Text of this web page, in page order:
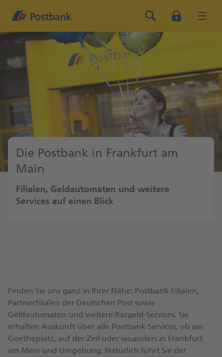
Die Postbank in Frankfurt am
Main
Filialen, Geldautomaten und weitere
Services auf einen Blick
Finden Sie uns ganz in Ihrer Nähe: Postbank Filialen,
Partnerfilialen der Deutschen Post sowie
Geldautomaten und weitere Bargeld-Services. Sie
erhalten Auskunft über alle Postbank Services, ob am
Goetheplatz, auf der Zeil oder woanders in Frankfurt
am Main und Umgebung. Natürlich führt Sie der